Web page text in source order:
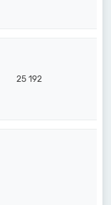
25 192